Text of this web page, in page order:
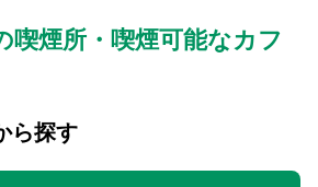
喫煙所・喫煙可能なカフ
ら探す